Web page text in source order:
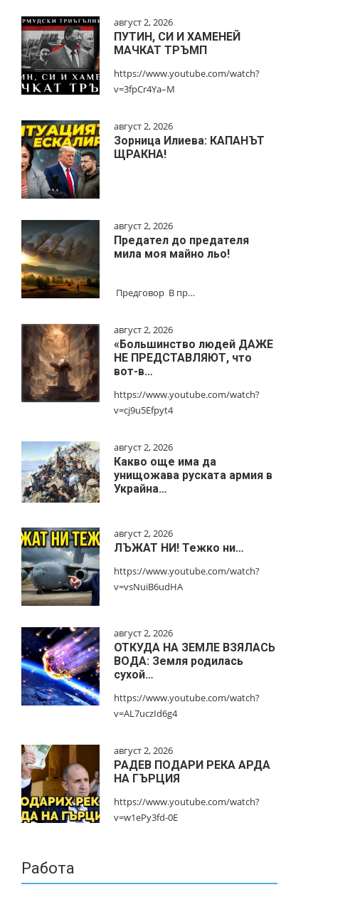
август 2, 2026
ПУТИН, СИ И ХАМЕНЕЙ
МАЧКАТ ТРЪМП
https://www.youtube.com/watch?
v=3fpCr4Ya–M
август 2, 2026
Зорница Илиева: КАПАНЪТ
ЩРАКНА!
август 2, 2026
Предател до предателя
мила моя майно льо!
Предговор В пр…
август 2, 2026
«Большинство людей ДАЖЕ
НЕ ПРЕДСТАВЛЯЮТ, что
вот-в…
https://www.youtube.com/watch?
v=cj9u5Efpyt4
август 2, 2026
Какво още има да
унищожава руската армия в
Украйна…
август 2, 2026
ЛЪЖАТ НИ! Тежко ни…
https://www.youtube.com/watch?
v=vsNuiB6udHA
август 2, 2026
ОТКУДА НА ЗЕМЛЕ ВЗЯЛАСЬ
ВОДА: Земля родилась
сухой…
https://www.youtube.com/watch?
v=AL7uczId6g4
август 2, 2026
РАДЕВ ПОДАРИ РЕКА АРДА
НА ГЪРЦИЯ
https://www.youtube.com/watch?
v=w1ePy3fd-0E
Работа